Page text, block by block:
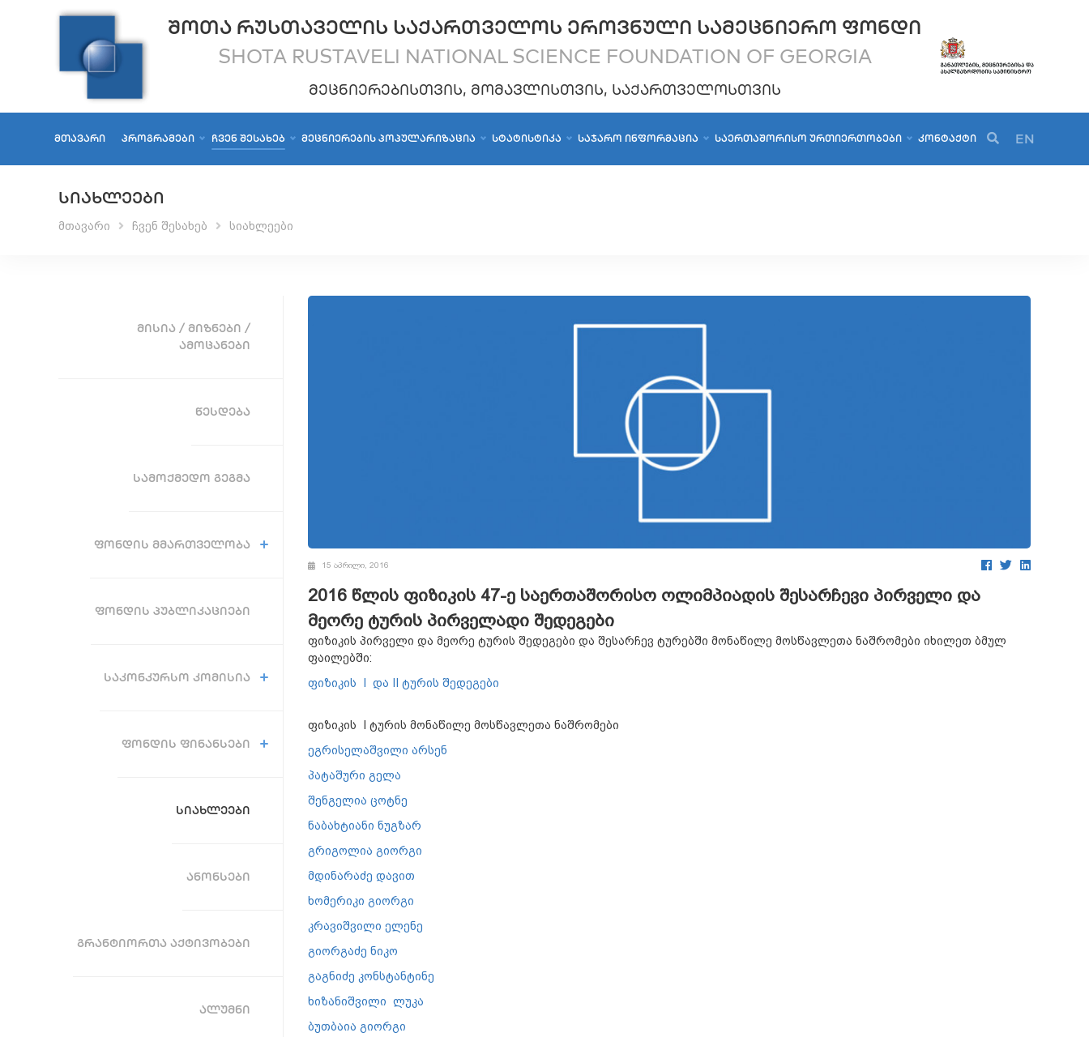
ᲨᲝᲗᲐ ᲠᲣᲡᲗᲐᲕᲔᲚᲘᲡ ᲡᲐᲥᲐᲠᲗᲕᲔᲚᲝᲡ ᲔᲠᲝᲕᲜᲣᲚᲘ ᲡᲐᲛᲔᲪᲜᲘᲔᲠᲝ ᲤᲝᲜᲓᲘ
SHOTA RUSTAVELI NATIONAL SCIENCE FOUNDATION OF GEORGIA
ᲛᲔᲪᲜᲘᲔᲠᲔᲑᲘᲡᲗᲕᲘᲡ, ᲛᲝᲛᲐᲕᲚᲘᲡᲗᲕᲘᲡ, ᲡᲐᲥᲐᲠᲗᲕᲔᲚᲝᲡᲗᲕᲘᲡ
ᲛᲗᲐᲕᲐᲠᲘ ᲞᲠᲝᲒᲠᲐᲛᲔᲑᲘ ᲩᲕᲔᲜ ᲨᲔᲡᲐᲮᲔᲑ ᲛᲔᲪᲜᲘᲔᲠᲔᲑᲘᲡ ᲞᲝᲞᲣᲚᲐᲠᲘᲖᲐᲪᲘᲐ ᲡᲢᲐᲢᲘᲡᲢᲘᲙᲐ ᲡᲐᲯᲐᲠᲝ ᲘᲜᲤᲝᲠᲛᲐᲪᲘᲐ ᲡᲐᲔᲠᲗᲐᲨᲝᲠᲘᲡᲝ ᲣᲠᲗᲘᲔᲠᲗᲝᲑᲔᲑᲘ ᲙᲝᲜᲢᲐᲥᲢᲘ EN
ᲡᲘᲐᲮᲚᲔᲔᲑᲘ
მთავარი ჩვენ შესახებ სიახლეები
ᲛᲘᲡᲘᲐ / ᲛᲘᲖᲜᲔᲑᲘ /
ᲐᲛᲝᲪᲐᲜᲔᲑᲘ
ᲬᲔᲡᲓᲔᲑᲐ
ᲡᲐᲛᲝᲥᲛᲔᲓᲝ ᲒᲔᲒᲛᲐ
ᲤᲝᲜᲓᲘᲡ ᲛᲛᲐᲠᲗᲕᲔᲚᲝᲑᲐ
ᲤᲝᲜᲓᲘᲡ ᲞᲣᲑᲚᲘᲙᲐᲪᲘᲔᲑᲘ
ᲡᲐᲙᲝᲜᲙᲣᲠᲡᲝ ᲙᲝᲛᲘᲡᲘᲐ
ᲤᲝᲜᲓᲘᲡ ᲤᲘᲜᲐᲜᲡᲔᲑᲘ
ᲡᲘᲐᲮᲚᲔᲔᲑᲘ
ᲐᲜᲝᲜᲡᲔᲑᲘ
ᲒᲠᲐᲜᲢᲘᲝᲠᲗᲐ ᲐᲥᲢᲘᲕᲝᲑᲔᲑᲘ
ᲐᲚᲣᲛᲜᲘ
15 აპრილი, 2016
2016 წლის ფიზიკის 47-ე საერთაშორისო ოლიმპიადის შესარჩევი პირველი და
მეორე ტურის პირველადი შედეგები
ფიზიკის პირველი და მეორე ტურის შედეგები და შესარჩევ ტურებში მონაწილე მოსწავლეთა ნაშრომები იხილეთ ბმულ
ფაილებში:
ფიზიკის I და II ტურის შედეგები
ფიზიკის I ტურის მონაწილე მოსწავლეთა ნაშრომები
ეგრისელაშვილი არსენ
პატაშური გელა
შენგელია ცოტნე
ნაბახტიანი ნუგზარ
გრიგოლია გიორგი
მდინარაძე დავით
ხომერიკი გიორგი
კრავიშვილი ელენე
გიორგაძე ნიკო
გაგნიძე კონსტანტინე
ხიზანიშვილი ლუკა
ბუთბაია გიორგი